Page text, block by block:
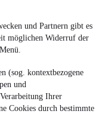
und Partnern gibt es
möglichen Widerruf der
(sog. kontextbezogene
und
Ihrer
Cookies durch bestimmte